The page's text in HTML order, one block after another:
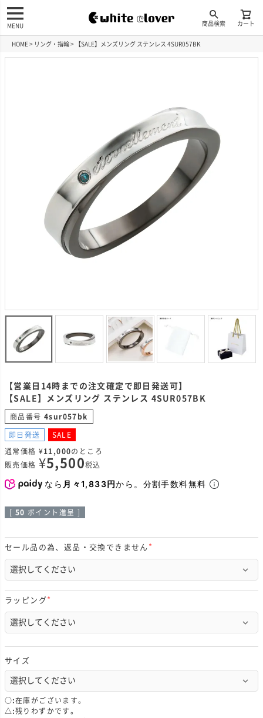
商品検索 カート
MENU
HOME リング・指輪 【SALE】メンズリング ステンレス 4SUR057BK
【営業日14時までの注文確定で即日発送可】
【SALE】メンズリング ステンレス 4SUR057BK
商品番号 4sur057bk
即日発送 SALE
通常価格 ¥ 11,000のところ
販売価格 ¥5,500税込
なら 月々1,833円から。分割手数料無料
[ 50 ポイント進呈 ]
セール品の為、返品・交換できません
)
ラッピング
必
須
)
サイズ
○ 在庫がございます。
△ 残りわずかです。